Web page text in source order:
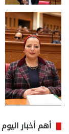
أهم أخبار اليوم